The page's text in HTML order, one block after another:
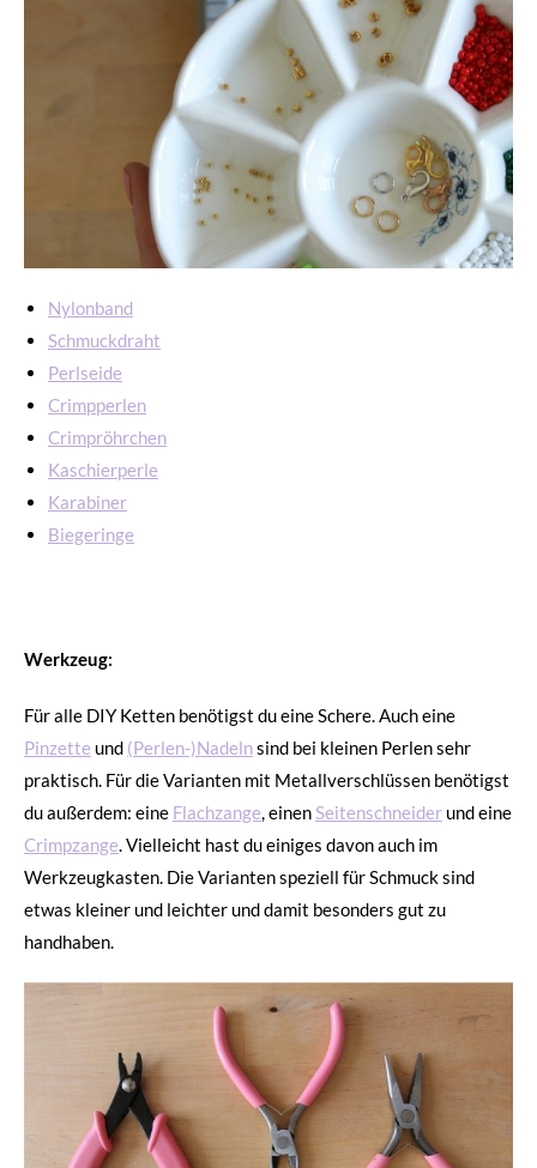
Nylonband
Schmuckdraht
Perlseide
Crimpperlen
Crimpröhrchen
Kaschierperle
Karabiner
Biegeringe
Werkzeug:
Für alle DIY Ketten benötigst du eine Schere. Auch eine
Pinzette und (Perlen-)Nadelnsind bei kleinen Perlen sehr
praktisch. Für die Varianten mit Metallverschlüssen benötigst
du außerdem: eine Flachzange, einenSeitenschneider und eine
Crimpzange. Vielleicht hast du einiges davon auch im
Werkzeugkasten. Die Varianten speziell für Schmuck sind
etwas kleiner und leichter und damit besonders gut zu
handhaben.